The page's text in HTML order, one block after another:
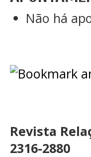
Não há
Revista
2316-2880